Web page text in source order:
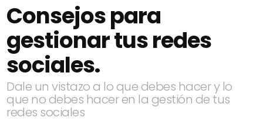
Consejos para
gestionar tus redes
sociales.
Dale un vistazo a lo que debes hacer y lo
que no debes hacer en la gestión de tus
redes sociales